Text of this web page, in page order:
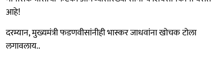
आहे!
दरम्यान, मुख्यमंत्री फडणवीसांनीही भास्कर जाधवांना खोचक टोला
लगावलाय..